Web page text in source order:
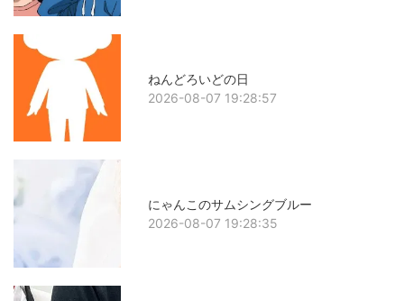
ねんどろいどの日
2026-08-07 19:28:57
にゃんこのサムシングブルー
2026-08-07 19:28:35